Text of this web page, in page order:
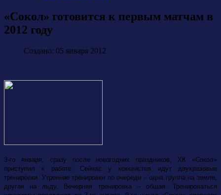
«Сокол» готовится к первым матчам в
2012 году
Создано: 05 января 2012
3-го января, сразу после новогодних праздников, ХК «Сокол»
приступил к работе. Сейчас у хоккеистов идут двухразовые
тренировки. Утренние тренировки по очереди – одна группа на земле,
другая на льду. Вечерняя тренировка – общая. Тренироваться